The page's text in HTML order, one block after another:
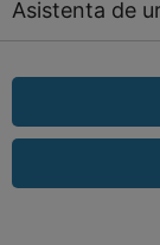
Asistenta de